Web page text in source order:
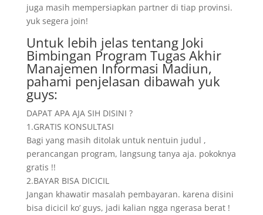
juga masih mempersiapkan partner di tiap provinsi.
yuk segera join!
Untuk lebih jelas tentang Joki
Bimbingan Program Tugas Akhir
Manajemen Informasi Madiun,
pahami penjelasan dibawah yuk
guys:
DAPAT APA AJA SIH DISINI ?
1.GRATIS KONSULTASI
Bagi yang masih ditolak untuk nentuin judul ,
perancangan program, langsung tanya aja. pokoknya
gratis !!
2.BAYAR BISA DICICIL
Jangan khawatir masalah pembayaran. karena disini
bisa dicicil ko’ guys, jadi kalian ngga ngerasa berat !